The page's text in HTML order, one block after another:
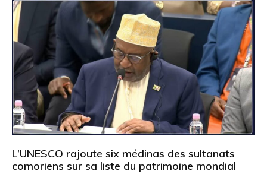
L’UNESCO rajoute six médinas des sultanats
comoriens sur sa liste du patrimoine mondial